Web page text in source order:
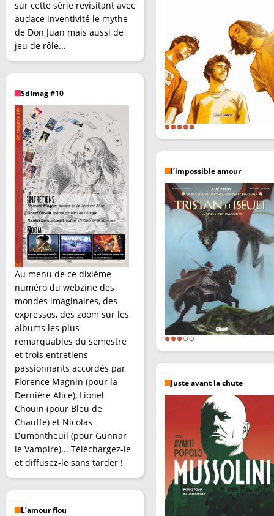
sur cette série revisitant avec
audace inventivité le mythe
de Don Juan mais aussi de
jeu de rôle...
SdImag #10
Au menu de ce dixième
numéro du webzine des
mondes imaginaires, des
expressos, des zoom sur les
albums les plus
remarquables du semestre
et trois entretiens
passionnants accordés par
Florence Magnin (pour la
Dernière Alice), Lionel
Chouin (pour Bleu de
Chauffe) et Nicolas
Dumontheuil (pour Gunnar
le Vampire)... Téléchargez-le
et diffusez-le sans tarder !
L’amour flou
l’impossible amour
Juste avant la chute